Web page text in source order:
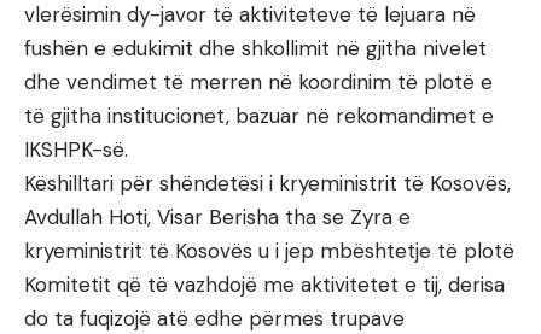
vlerësimin dy-javor të aktiviteteve të lejuara në
fushën e edukimit dhe shkollimit në gjitha nivelet
dhe vendimet të merren në koordinim të plotë e
të gjitha institucionet, bazuar në rekomandimet e
IKSHPK-së.
Këshilltari për shëndetësi i kryeministrit të Kosovës,
Avdullah Hoti, Visar Berisha tha se Zyra e
kryeministrit të Kosovës u i jep mbështetje të plotë
Komitetit që të vazhdojë me aktivitetet e tij, derisa
do ta fuqizojë atë edhe përmes trupave